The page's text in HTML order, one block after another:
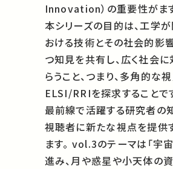
Innovation）の重要性がま
本シリーズの目的は、工学
おける技術とその社会的影
つ知見を共有し、広く社会
らうこと、つまり、多角的な
ELSI/RRIを探求することで
最前線で活躍する研究者の
視聴者に新たな視点を提供
ます。 vol.3のテーマは「宇
進み、月や惑星や小天体の